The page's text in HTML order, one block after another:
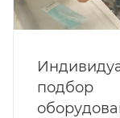
подбор